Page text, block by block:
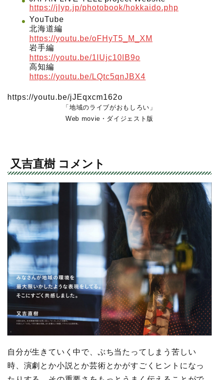
https://jlyp.jp/photobook/hokkaido.php
YouTube
北海道編
https://youtu.be/oFHyT5_M_XM
岩手編
https://youtu.be/1lUjc10lB9o
高知編
https://youtu.be/LQtc5qnJBX4
https://youtu.be/jJEqxcm162o
「地域のライブがおもしろい」
Web movie・ダイジェスト版
又吉直樹 コメント
自分が生きていく中で、ぶち当たってしまう苦しい
時、演劇とか小説とか芸術とかがすごくヒントになっ